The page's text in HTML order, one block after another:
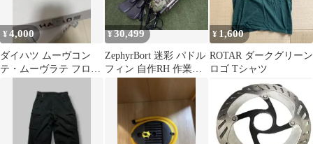
¥4,000
ダイハツ ムーヴコン
テ・ムーヴラテ フロン
ブレーキパッド
¥30,499
ZephyrBort 迷彩 パドル
フィン 自作RH 作業台
¥ 1,600
ROTAR ダークグリーン
ロゴ Tシャツ